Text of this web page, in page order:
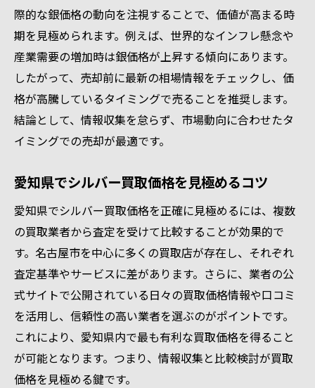
際的な銀価格の動向を注視することで、価値が高まる時
期を見極められます。例えば、世界的なインフレ懸念や
産業需要の増加時は銀価格が上昇する傾向にあります。
したがって、売却前に最新の相場情報をチェックし、価
格が高騰しているタイミングで売ることを推奨します。
結論として、情報収集を怠らず、市場動向に合わせたタ
イミングでの売却が最適です。
愛知県でシルバー買取価格を見極めるコツ
愛知県でシルバー買取価格を正確に見極めるには、複数
の買取業者から査定を受けて比較することが効果的で
す。名古屋市を中心に多くの買取店が存在し、それぞれ
査定基準やサービスに差があります。さらに、業者の公
式サイトで公開されている日々の買取価格情報や口コミ
を活用し、信頼性の高い業者を選ぶのがポイントです。
これにより、愛知県内で最も有利な買取価格を得ること
が可能となります。つまり、情報収集と比較検討が買取
価格を見極める鍵です。